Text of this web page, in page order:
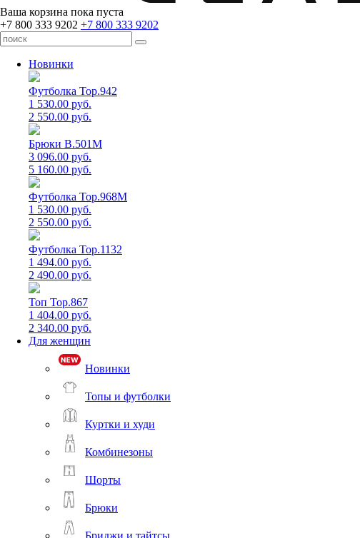
Ваша корзина пока пуста
+7 800 333 9202 +7 800 333 9202
Новинки
Футболка Top.942
1 530.00 руб.
2 550.00 руб.
Брюки B.501M
3 096.00 руб.
5 160.00 руб.
Футболка Top.968M
1 530.00 руб.
2 550.00 руб.
Футболка Top.1132
1 494.00 руб.
2 490.00 руб.
Топ Top.867
1 404.00 руб.
2 340.00 руб.
Для женщин
Новинки
Топы и футболки
Куртки и худи
Комбинезоны
Шорты
Брюки